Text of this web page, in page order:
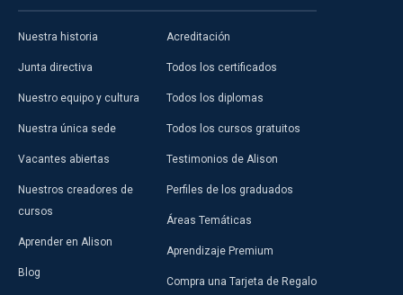
Nuestra historia
Junta directiva
Nuestro equipo y cultura
Nuestra única sede
Vacantes abiertas
Nuestros creadores de
cursos
Aprender en Alison
Blog
Acreditación
Todos los certificados
Todos los diplomas
Todos los cursos gratuitos
Testimonios de Alison
Perfiles de los graduados
Áreas Temáticas
Aprendizaje Premium
Compra una Tarjeta de Regalo